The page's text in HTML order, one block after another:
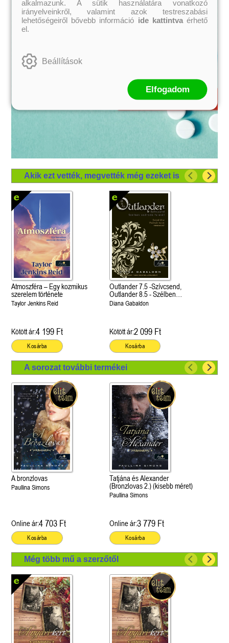
Akik ezt vették, megvették még ezeket is
Atmoszféra – Egy kozmikus
szerelem története
Taylor Jenkins Reid
Kötött ár:4 199 Ft
Kosárba
Outlander 7.5 -Szívcsend,
Outlander 8.5 - Szélben
sodródó falevél
Diana Gabaldon
Kötött ár:2 099 Ft
Kosárba
A sorozat további termékei
A bronzlovas
Paullina Simons
Online ár:4 703 Ft
Kosárba
Tatjána és Alexander
(Bronzlovas 2.) (kisebb méret)
Paullina Simons
Online ár:3 779 Ft
Kosárba
Még több mű a szerzőtől
alkalmazunk. A sütik használatára vonatkozó
irányelveinkről, valamint azok testreszabási
lehetőségeiről bővebb információ ide kattintvaérhető
el.
Beállítások
Elfogadom